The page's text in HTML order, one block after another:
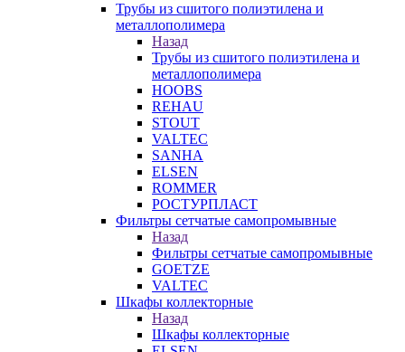
Трубы из сшитого полиэтилена и
металлополимера
Назад
Трубы из сшитого полиэтилена и
металлополимера
HOOBS
REHAU
STOUT
VALTEC
SANHA
ELSEN
ROMMER
РОСТУРПЛАСТ
Фильтры сетчатые самопромывные
Назад
Фильтры сетчатые самопромывные
GOETZE
VALTEC
Шкафы коллекторные
Назад
Шкафы коллекторные